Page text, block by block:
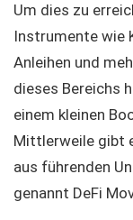
Um dies zu
Instrumente wie
Anleihen und
dieses Bereichs
einem kleinen
Mittlerweile gibt
aus führenden
genannt DeFi